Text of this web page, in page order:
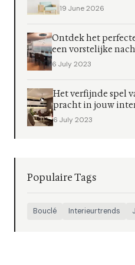
19 June 2026
Ontdek het
een vorstelijke
6 July 2023
Het verfijnde spel
pracht in jouw
6 July 2023
Populaire Tags
Bouclé Interieurtrends